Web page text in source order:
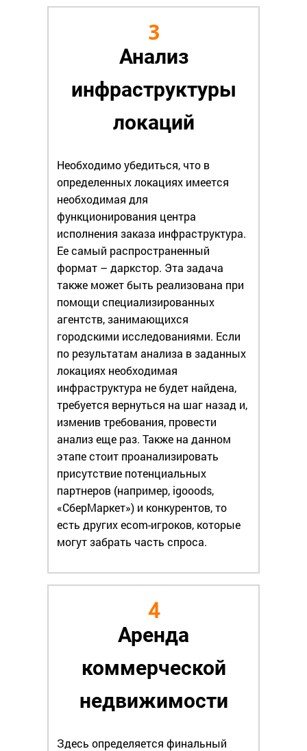
3
Анализ
инфраструктуры
локаций
Необходимо убедиться, что в
определенных локациях имеется
необходимая для
функционирования центра
исполнения заказа инфраструктура.
Ее самый распространенный
формат – даркстор. Эта задача
также может быть реализована при
помощи специализированных
агентств, занимающихся
городскими исследованиями. Если
по результатам анализа в заданных
локациях необходимая
инфраструктура не будет найдена,
требуется вернуться на шаг назад и,
изменив требования, провести
анализ еще раз. Также на данном
этапе стоит проанализировать
присутствие потенциальных
партнеров (например, igooods,
«СберМаркет») и конкурентов, то
есть других ecom-игроков, которые
могут забрать часть спроса.
4
Аренда
коммерческой
недвижимости
Здесь определяется финальный